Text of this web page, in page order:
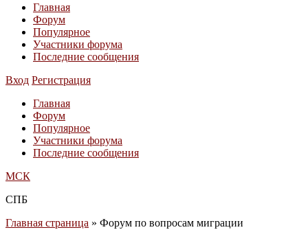
Главная
Форум
Популярное
Участники форума
Последние сообщения
Вход Регистрация
Главная
Форум
Популярное
Участники форума
Последние сообщения
МСК
СПБ
Главная страница » Форум по вопросам миграции